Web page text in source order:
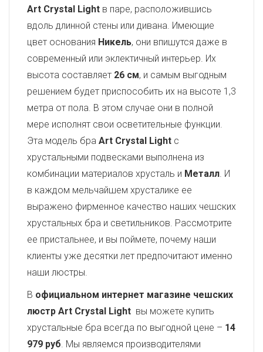
Art Crystal Light в паре, расположившись
вдоль длинной стены или дивана. Имеющие
цвет основания Никель, они впишутся даже в
современный или эклектичный интерьер. Их
высота составляет 26 см, и самым выгодным
решением будет приспособить их на высоте 1,3
метра от пола. В этом случае они в полной
мере исполнят свои осветительные функции.
Эта модель бра Art Crystal Light с
хрустальными подвесками выполнена из
комбинации материалов хрусталь и Металл. И
в каждом мельчайшем хрусталике ее
выражено фирменное качество наших чешских
хрустальных бра и светильников. Рассмотрите
ее пристальнее, и вы поймете, почему наши
клиенты уже десятки лет предпочитают именно
наши люстры.
В официальном интернет магазине чешских
люстр Art Crystal Light вы можете купить
хрустальные бра всегда по выгодной цене – 14
979 руб. Мы являемся производителями